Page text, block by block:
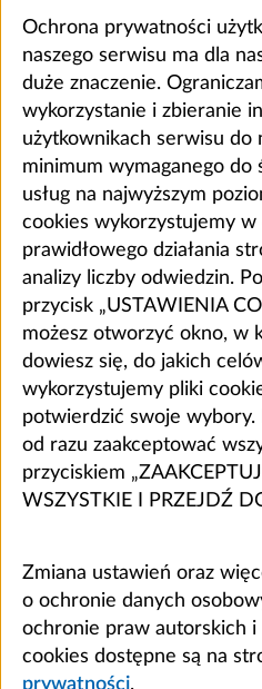
Ochrona prywatności
naszego serwisu ma dla
duże znaczenie.
wykorzystanie i zbieranie
użytkownikach serwisu do
minimum wymaganego do
usług na najwyższym
cookies wykorzystujemy w
prawidłowego działania
analizy liczby odwiedzin.
przycisk „USTAWIENIA
możesz otworzyć okno, w
dowiesz się, do jakich
wykorzystujemy pliki
potwierdzić swoje wybory.
od razu zaakceptować
przyciskiem „ZAAKCEPTUJ
WSZYSTKIE I PRZEJDŹ
Zmiana ustawień oraz
o ochronie danych
ochronie praw autorskich i
cookies dostępne są na
prywatności.